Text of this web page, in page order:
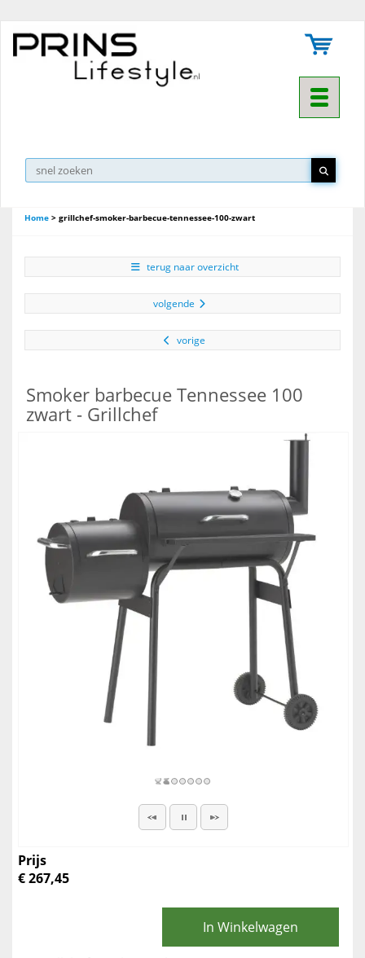
Toggle
Home > grillchef-smoker-barbecue-tennessee-100-zwart
terug naar overzicht
volgende
vorige
Smoker barbecue Tennessee 100
zwart - Grillchef
Prijs
€ 267,45
In Winkelwagen